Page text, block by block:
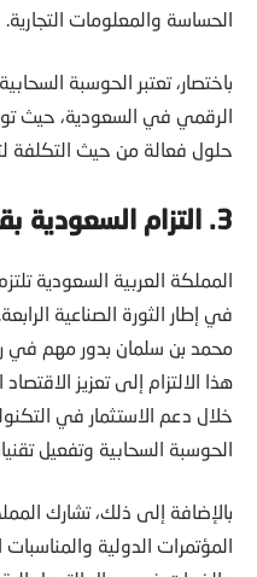
الحساسة والمعلومات التجارية.
باختصار، تعتبر الحوسبة
الرقمي في السعودية، حيث
حلول فعالة من حيث التكلفة
3. التزام السعودية
المملكة العربية السعودية
في إطار الثورة الصناعية
محمد بن سلمان بدور مهم في
هذا الالتزام إلى تعزيز
خلال دعم الاستثمار في
الحوسبة السحابية وتفعيل
بالإضافة إلى ذلك، تشارك
المؤتمرات الدولية